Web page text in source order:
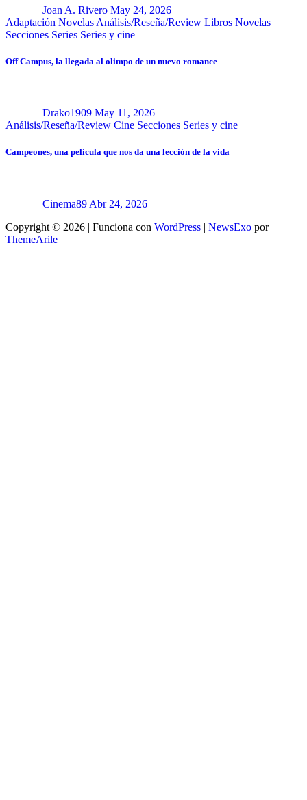
Joan A. Rivero May 24, 2026
Adaptación Novelas Análisis/Reseña/Review Libros Novelas
Secciones Series Series y cine
Off Campus, la llegada al olimpo de un nuevo romance
Drako1909 May 11, 2026
Análisis/Reseña/Review Cine Secciones Series y cine
Campeones, una película que nos da una lección de la vida
Cinema89 Abr 24, 2026
Copyright © 2026 | Funciona con WordPress | NewsExo por
ThemeArile